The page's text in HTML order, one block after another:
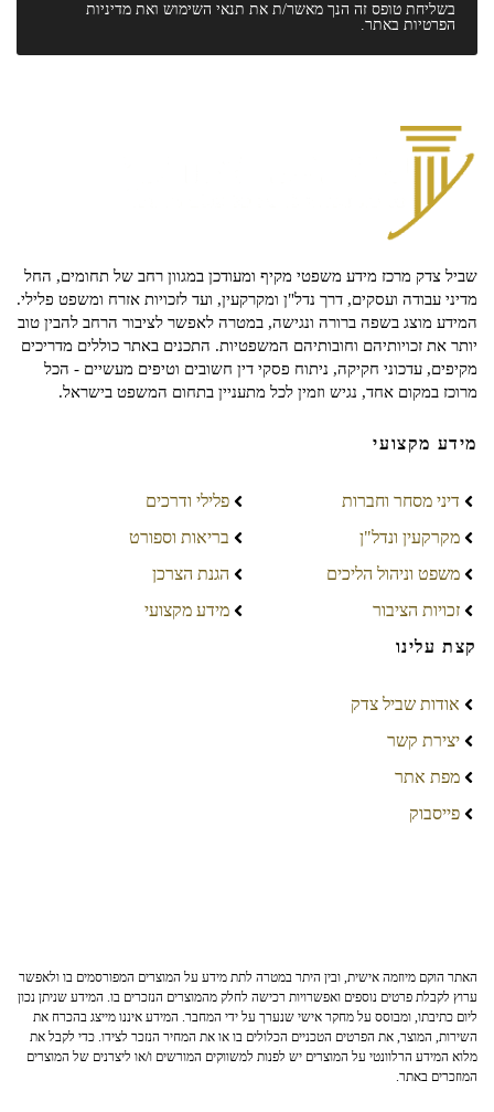
בשליחת טופס זה הנך מאשר/ת את תנאי השימוש ואת מדיניות
הפרטיות באתר.
שביל צדק מרכז מידע משפטי מקיף ומעודכן במגוון רחב של תחומים, החל
מדיני עבודה ועסקים, דרך נדל"ן ומקרקעין, ועד לזכויות אזרח ומשפט פלילי.
המידע מוצג בשפה ברורה ונגישה, במטרה לאפשר לציבור הרחב להבין טוב
יותר את זכויותיהם וחובותיהם המשפטיות. התכנים באתר כוללים מדריכים
מקיפים, עדכוני חקיקה, ניתוח פסקי דין חשובים וטיפים מעשיים - הכל
מרוכז במקום אחד, נגיש וזמין לכל מתעניין בתחום המשפט בישראל.
מידע מקצועי
דיני מסחר וחברות
מקרקעין ונדל"ן
משפט וניהול הליכים
זכויות הציבור
פלילי ודרכים
בריאות וספורט
הגנת הצרכן
מידע מקצועי
קצת עלינו
אודות שביל צדק
יצירת קשר
מפת אתר
פייסבוק
האתר הוקם מיוזמה אישית, ובין היתר במטרה לתת מידע על המוצרים המפורסמים בו ולאפשר
ערוץ לקבלת פרטים נוספים ואפשרויות רכישה לחלק מהמוצרים הנזכרים בו. המידע שניתן נכון
ליום כתיבתו, ומבוסס על מחקר אישי שנערך על ידי המחבר. המידע איננו מייצג בהכרח את
השירות, המוצר, את הפרטים הטכניים הכלולים בו או את המחיר הנזכר לצידו. כדי לקבל את
מלוא המידע הרלוונטי על המוצרים יש לפנות למשווקים המורשים ו/או ליצרנים של המוצרים
המוזכרים באתר.